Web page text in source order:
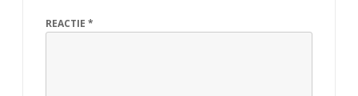
REACTIE *